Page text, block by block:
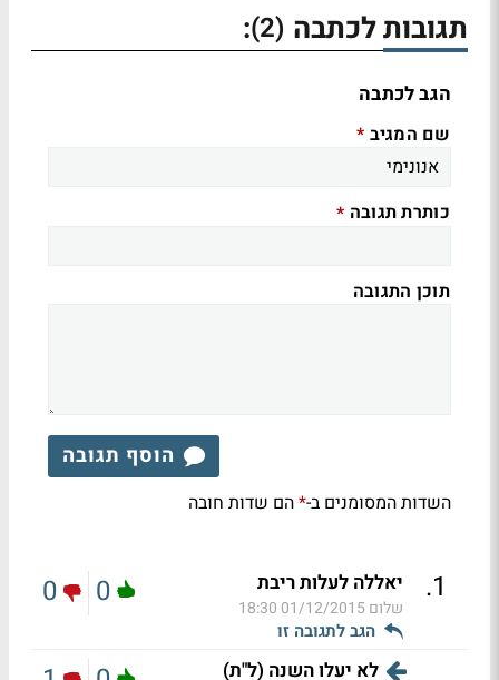
תגובות לכתבה (2)
:
הגב לכתבה
שם המגיב *
כותרת תגובה *
תוכן התגובה
הוסף תגובה
השדות המסומנים ב-*הם שדות חובה
1
. יאללה לעלות ריבת
שלום01/12/2015 18:30
הגב לתגובה זו
0
0
לא יעלו השנה (ל"ת)